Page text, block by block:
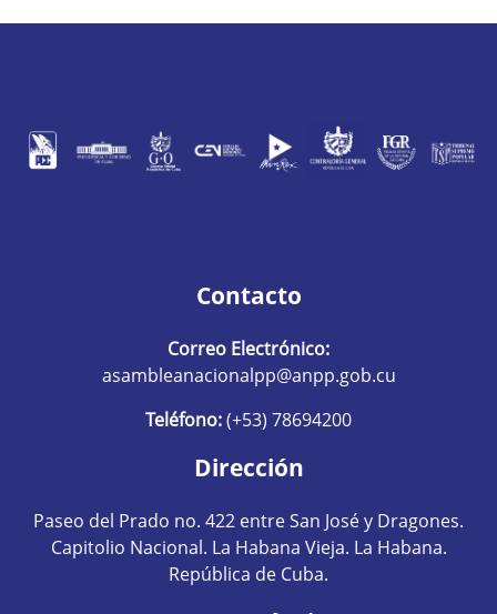
Contacto
Correo Electrónico:
asambleanacionalpp@anpp.gob.cu
Teléfono:(+53) 78694200
Dirección
Paseo del Prado no. 422 entre San José y Dragones.
Capitolio Nacional. La Habana Vieja. La Habana.
República de Cuba.